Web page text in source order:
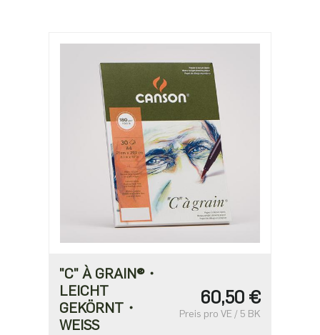
"C" À GRAIN®・
LEICHT
GEKÖRNT・
WEISS
60,50 €
Preis pro VE / 5 BK